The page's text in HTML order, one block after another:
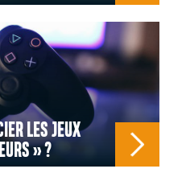
LES JEUX
» ?